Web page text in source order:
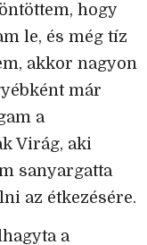
hogy
le, és még tíz
akkor nagyon
már
a
Virág, aki
sanyargatta
az étkezésére.
a